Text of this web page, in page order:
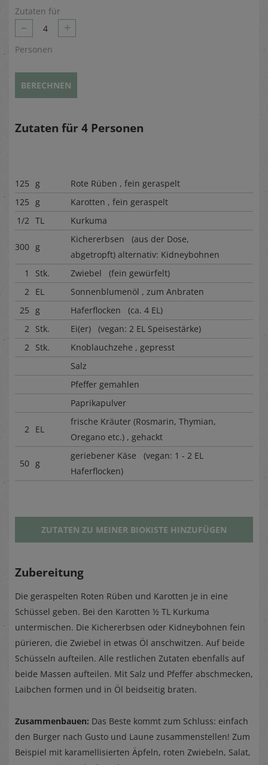
Zutaten für
– 4 +
Personen
BERECHNEN
Zutaten für 4 Personen
125 g
Rote Rüben , fein geraspelt
125 g
Karotten , fein geraspelt
1/2 TL Kurkuma
300 g
Kichererbsen (aus der Dose,
abgetropft) alternativ: Kidneybohnen
1
Stk.
Zwiebel (fein gewürfelt)
2 EL
Sonnenblumenöl , zum Anbraten
25 g
Haferflocken (ca. 4 EL)
2 Stk.
Ei(er) (vegan: 2 EL Speisestärke)
2 Stk.
Knoblauchzehe , gepresst
Salz
Pfeffer gemahlen
Paprikapulver
2 EL
frische Kräuter (Rosmarin, Thymian,
Oregano etc.) , gehackt
50 g
geriebener Käse (vegan: 1 - 2 EL
Haferflocken)
ZUTATEN ZU MEINER BIOKISTE HINZUFÜGEN
Zubereitung
Die geraspelten Roten Rüben und Karotten je in eine
Schüssel geben. Bei den Karotten ½ TL Kurkuma
untermischen. Die Kichererbsen oder Kidneybohnen fein
pürieren, die Zwiebel in etwas Öl anschwitzen. Auf beide
Schüsseln aufteilen. Alle restlichen Zutaten ebenfalls auf
beide Massen aufteilen. Mit Salz und Pfeffer abschmecken,
Laibchen formen und in Öl beidseitig braten.
Zusammenbauen: Das Beste kommt zum Schluss: einfach
den Burger nach Gusto und Laune zusammenstellen! Zum
Beispiel mit karamellisierten Äpfeln, roten Zwiebeln, Salat,